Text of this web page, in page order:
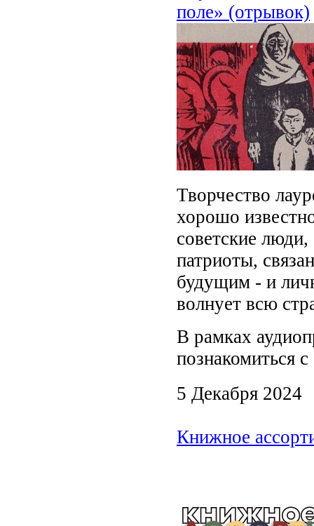
поле» (отрывок)
Творчество
хорошо
советские
патриоты,
будущим - и
волнует всю
В рамках
познакомиться
5 Декабря 2024
Книжное